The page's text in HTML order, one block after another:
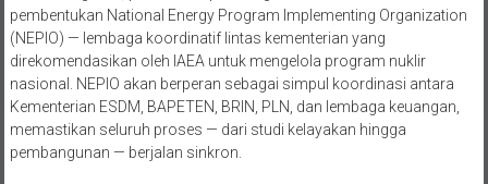
pembentukan National Energy Program Implementing Organization
(NEPIO) — lembaga koordinatif lintas kementerian yang
direkomendasikan oleh IAEA untuk mengelola program nuklir
nasional. NEPIO akan berperan sebagai simpul koordinasi antara
Kementerian ESDM, BAPETEN, BRIN, PLN, dan lembaga keuangan,
memastikan seluruh proses — dari studi kelayakan hingga
pembangunan — berjalan sinkron.